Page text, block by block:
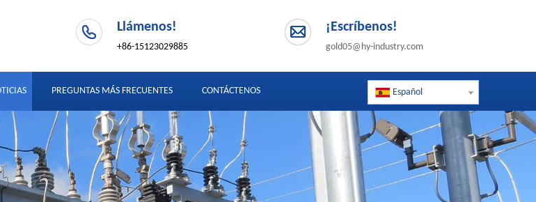
Llámenos!
+86-15123029885
¡Escríbenos!
gold05@hy-industry.com
PREGUNTAS MÁS FRECUENTES CONTÁCTENOS Español